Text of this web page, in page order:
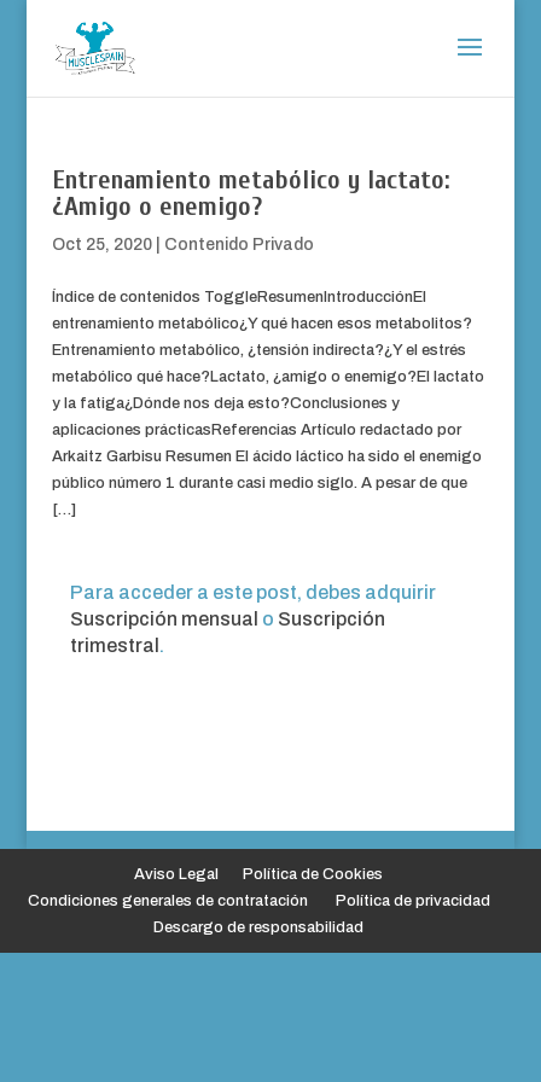
Entrenamiento metabólico y lactato:
¿Amigo o enemigo?
Oct 25, 2020| Contenido Privado
Índice de contenidos ToggleResumenIntroducciónEl
entrenamiento metabólico¿Y qué hacen esos metabolitos?
Entrenamiento metabólico, ¿tensión indirecta?¿Y el estrés
metabólico qué hace?Lactato, ¿amigo o enemigo?El lactato
y la fatiga¿Dónde nos deja esto?Conclusiones y
aplicaciones prácticasReferencias Artículo redactado por
Arkaitz Garbisu Resumen El ácido láctico ha sido el enemigo
público número 1 durante casi medio siglo. A pesar de que
[…]
Para acceder a este post, debes adquirir
Suscripción mensual o Suscripción
trimestral .
Aviso Legal
Política de Cookies
Condiciones generales de contratación
Política de privacidad
Descargo de responsabilidad